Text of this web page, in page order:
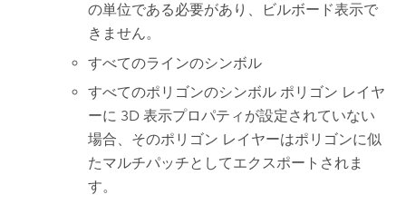
の単位である必要があり、ビルボード表示で
きません。
すべてのラインのシンボル
すべてのポリゴンのシンボル ポリゴン レイヤ
ーに 3D 表示プロパティが設定されていない
場合、そのポリゴン レイヤーはポリゴンに似
たマルチパッチとしてエクスポートされま
す。